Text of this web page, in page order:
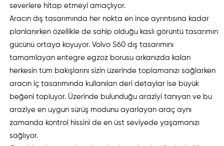
severlere hitap etmeyi amaçlıyor.
Aracın dış tasarımında her nokta en ince ayrıntısına kadar
planlanırken özellikle de sahip olduğu kaslı görüntü tasarımın
gücünü ortaya koyuyor. Volvo S60 dış tasarımını
tamamlayan entegre egzoz borusu arkanızda kalan
herkesin tüm bakışlarını sizin üzerinde toplamanızı sağlarken
aracın iç tasarımında kullanılan deri detaylar ise büyük
beğeni topluyor. Üzerinde bulunduğu araziyi tanıyan ve bu
araziye en uygun sürüş modunu ayarlayan araç aynı
zamanda kontrol hissini de en üst seviyede yaşamanızı
sağlıyor.